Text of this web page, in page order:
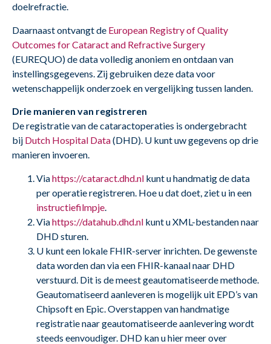
doelrefractie.
Daarnaast ontvangt de European Registry of Quality
Outcomes for Cataract and Refractive Surgery
(EUREQUO) de data volledig anoniem en ontdaan van
instellingsgegevens. Zij gebruiken deze data voor
wetenschappelijk onderzoek en vergelijking tussen landen.
Drie manieren van registreren
De registratie van de cataractoperaties is ondergebracht
bij Dutch Hospital Data(DHD). U kunt uw gegevens op drie
manieren invoeren.
Viahttps://cataract.dhd.nl kunt u handmatig de data
per operatie registreren. Hoe u dat doet, ziet u in een
instructiefilmpje
Viahttps://datahub.dhd.nl kunt u XML-bestanden naar
DHD sturen.
U kunt een lokale FHIR-server inrichten. De gewenste
data worden dan via een FHIR-kanaal naar DHD
verstuurd. Dit is de meest geautomatiseerde methode.
Geautomatiseerd aanleveren is mogelijk uit EPD’s van
Chipsoft en Epic. Overstappen van handmatige
registratie naar geautomatiseerde aanlevering wordt
steeds eenvoudiger. DHD kan u hier meer over